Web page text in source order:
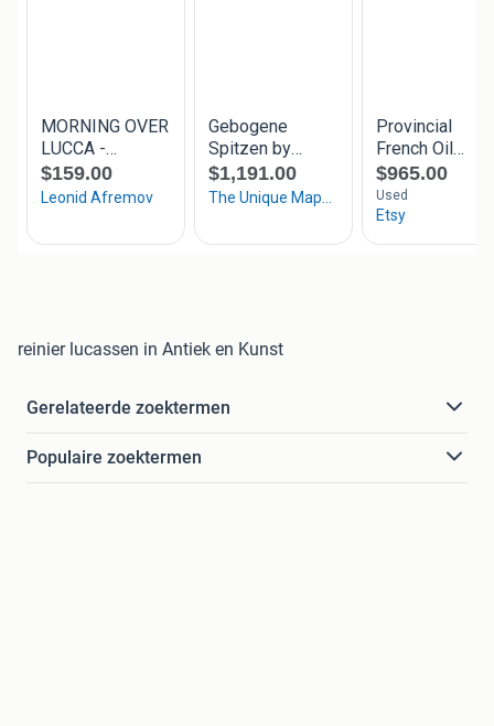
reinier lucassen in Antiek en Kunst
Gerelateerde zoektermen
Populaire zoektermen